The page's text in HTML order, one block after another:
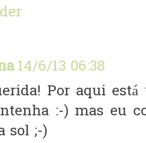
14/6/13 06:38
Por aqui
:-) mas eu
sol ;-)